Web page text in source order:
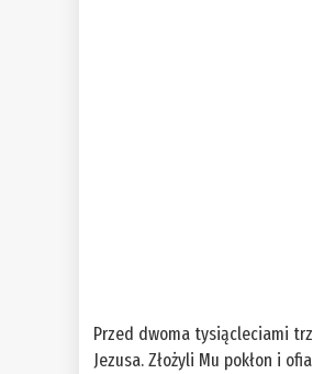
Przed dwoma tysiącleciami
Jezusa. Złożyli Mu pokłon i